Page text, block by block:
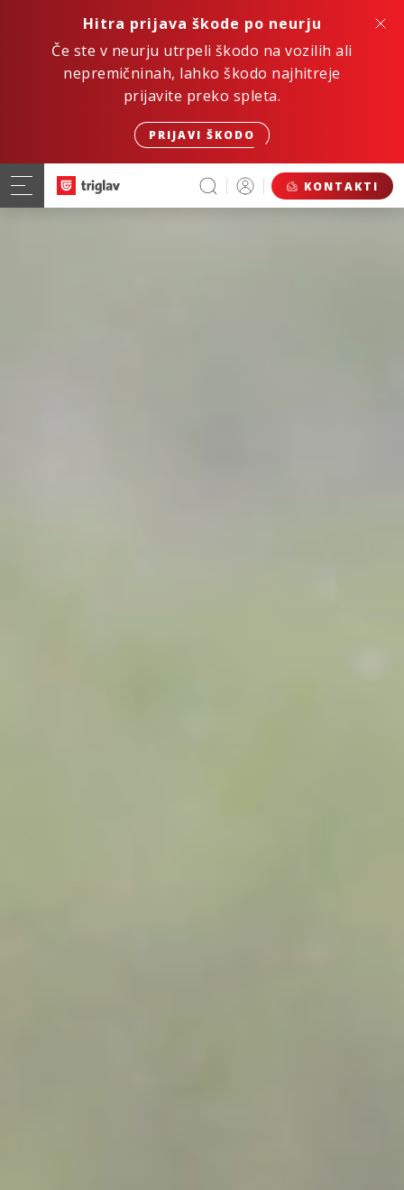
Hitra prijava škode po neurju
Če ste v neurju utrpeli škodo na vozilih ali
nepremičninah, lahko škodo najhitreje
prijavite preko spleta.
PRIJAVI ŠKODO
KONTAKTI